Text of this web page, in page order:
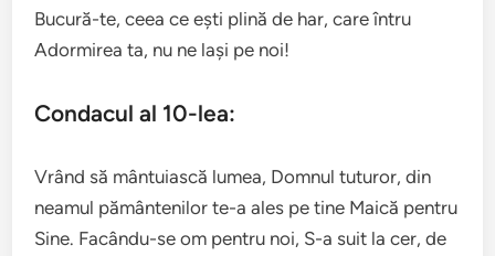
Bucură-te, ceea ce eşti plină de har, care întru
Adormirea ta, nu ne laşi pe noi!
Condacul al 10-lea:
Vrând să mântuiască lumea, Domnul tuturor, din
neamul pământenilor te-a ales pe tine Maică pentru
Sine. Facându-se om pentru noi, S-a suit la cer, de